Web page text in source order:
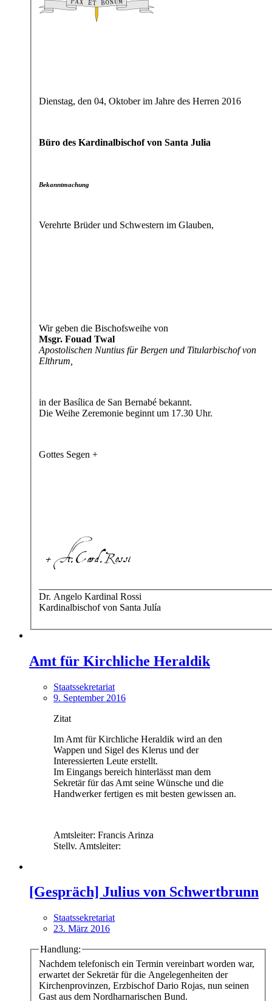
Dienstag, den 04, Oktober im Jahre des Herren 2016
Büro des Kardinalbischof von Santa Julia
Bekanntmachung
Verehrte Brüder und Schwestern im Glauben,
Wir geben die Bischofsweihe von
Msgr. Fouad Twal
Apostolischen Nuntius für Bergen und Titularbischof von
Elthrum,
in der Basílica de San Bernabé bekannt.
Die Weihe Zeremonie beginnt um 17.30 Uhr.
Gottes Segen +
Dr. Angelo Kardinal Rossi
Kardinalbischof von Santa Julía
Amt für Kirchliche Heraldik
Staatssekretariat
9. September 2016
Zitat
Im Amt für Kirchliche Heraldik wird an den
Wappen und Sigel des Klerus und der
Interessierten Leute erstellt.
Im Eingangs bereich hinterlässt man dem
Sekretär für das Amt seine Wünsche und die
Handwerker fertigen es mit besten gewissen an.
Amtsleiter: Francis Arinza
Stellv. Amtsleiter:
[Gespräch] Julius von Schwertbrunn
Staatssekretariat
23. März 2016
Handlung:
Nachdem telefonisch ein Termin vereinbart worden war,
erwartet der Sekretär für die Angelegenheiten der
Kirchenprovinzen, Erzbischof Dario Rojas, nun seinen
Gast aus dem Nordharnarischen Bund.